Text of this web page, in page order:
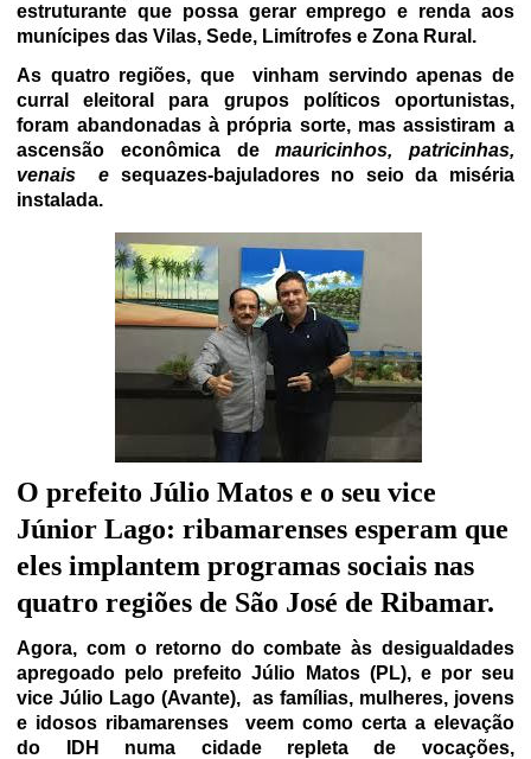
estruturante que possa gerar emprego e renda aos
munícipes das Vilas, Sede, Limítrofes e Zona Rural.
As quatro regiões, que
vinham servindo apenas de
curral eleitoral para grupos políticos oportunistas,
foram abandonadas à própria sorte, mas assistiram a
ascensão econômica demauricinhos, patricinhas,
venais
e sequazes-bajuladores no seio da miséria
instalada.
O prefeito Júlio Matos e o seu vice
Júnior Lago: ribamarenses esperam que
eles implantem programas sociais nas
quatro regiões de São José de Ribamar.
Agora, com o retorno do combate às desigualdades
apregoado pelo prefeito Júlio Matos (PL), e por seu
vice Júlio Lago (Avante), as famílias, mulheres, jovens
e idosos ribamarenses
veem como certa a elevação
do IDH numa cidade repleta de vocações,